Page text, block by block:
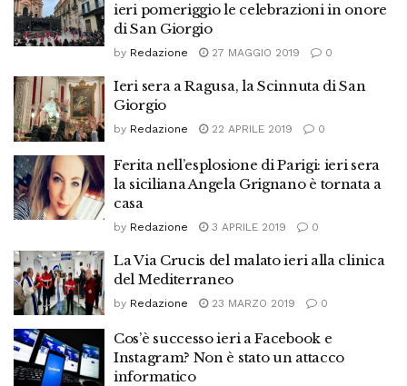
ieri pomeriggio le celebrazioni in onore
di San Giorgio
by Redazione 27 MAGGIO 2019 0
Ieri sera a Ragusa, la Scinnuta di San
Giorgio
by Redazione 22 APRILE 2019 0
Ferita nell’esplosione di Parigi: ieri sera
la siciliana Angela Grignano è tornata a
casa
by Redazione 3 APRILE 2019 0
La Via Crucis del malato ieri alla clinica
del Mediterraneo
by Redazione 23 MARZO 2019 0
Cos’è successo ieri a Facebook e
Instagram? Non è stato un attacco
informatico